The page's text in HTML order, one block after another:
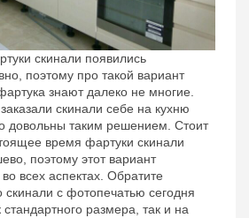
скинали появились
поэтому про такой вариант
знают далеко не многие.
скинали себе на кухню
довольны таким решением. Стоит
время фартуки скинали
поэтому этот вариант
всех аспектах. Обратите
скинали с фотопечатью сегодня
стандартного размера, так и на